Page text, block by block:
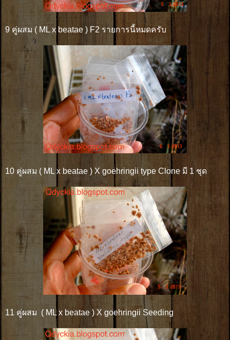
9 คู่ผสม ( ML x beatae ) F2 รายการนี้หมดครับ
10 คู่ผสม ( ML x beatae ) X goehringii type Clone มี 1 ชุด
11 คู่ผสม ( ML x beatae ) X goehringii Seeding